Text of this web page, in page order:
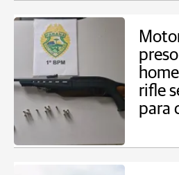
rifle
para